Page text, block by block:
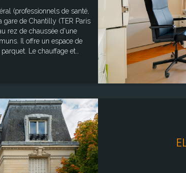
gare de Chantilly (TER Paris
rez de chaussée d'une
Il offre un espace de
et
le site Géorisques :